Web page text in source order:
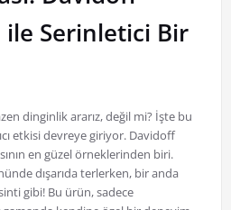
Serinletici Bir
dinginlik ararız, değil mi? İşte bu
etkisi devreye giriyor. Davidoff
en güzel örneklerinden biri.
dışarıda terlerken, bir anda
gibi! Bu ürün, sadece